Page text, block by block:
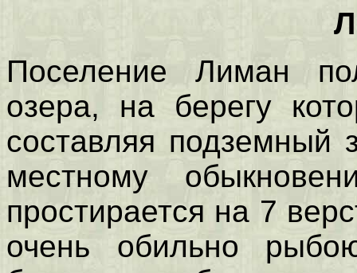
Поселение Лиман
озера, на берегу
составляя подземный
местному
простирается на 7
очень обильно